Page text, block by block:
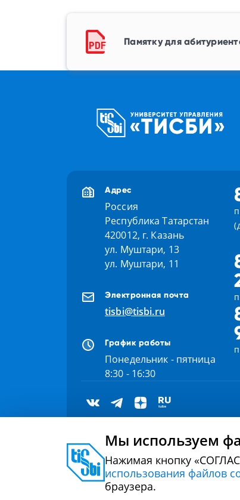
Памятку для
Адрес
Россия
Республика Татарстан
420012, г. Казань
ул. Муштари, 13
ул. Муштари, 11
Электронная почта
tisbi@tisbi.ru
График работы
Понедельник - пятница
8:30 - 16:30
2000 - 2026 © Университет управления
Мы используем
Нажимая кнопку
использования файлов
браузера.